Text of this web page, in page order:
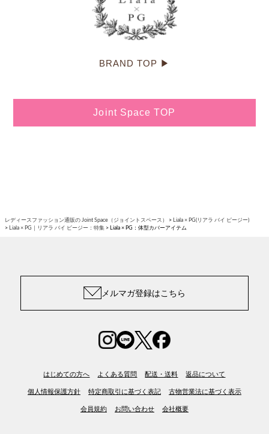
BRAND TOP ▶
Joint Space TOP
レディースファッション通販の Joint Space（ジョイントスペース）
Liala × PG(リアラ バイ ピージー)
Liala × PG｜リアラ バイ ピージー：特集
Liala × PG：体型カバーアイテム
メルマガ登録はこちら
はじめての方へ よくある質問 配送・送料 返品について
個人情報保護方針 特定商取引に基づく表記 古物営業法に基づく表示
会員規約 お問い合わせ 会社概要